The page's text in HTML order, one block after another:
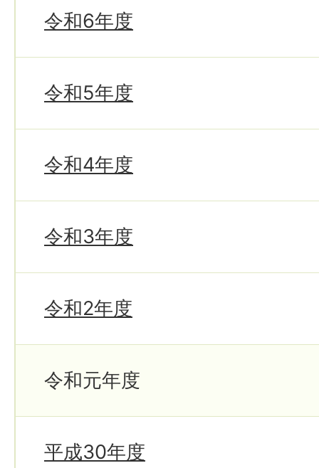
令和6年度
令和5年度
令和4年度
令和3年度
令和2年度
令和元年度
平成30年度